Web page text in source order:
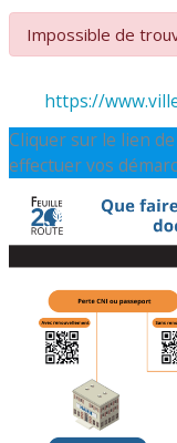
Impossible de
https://
Cliquer sur le lien
effectuer vos